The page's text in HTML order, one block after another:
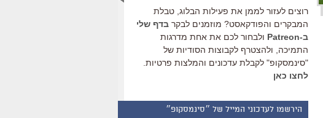
רוצים לעזור לממן את פעילות הבלוג, טבלת
המבקרים והפודקאסט? מוזמנים לבקר בדף שלי
ב-Patreon
ולבחור לכם את אחת מדרגות
התמיכה, ולהצטרף לקבוצות הסודיות של
"סינמסקופ" לקבלת עדכונים והמלצות פרטיות.
לחצו כאן
הירשמו לעדכוני המייל של ״סינמסקופ״